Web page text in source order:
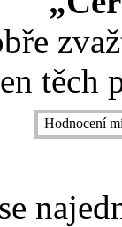
těch
Hodnocení